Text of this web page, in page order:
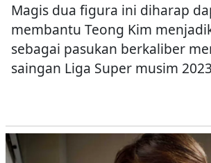
Magis dua figura ini diharap
membantu Teong Kim
sebagai pasukan berkaliber
saingan Liga Super musim